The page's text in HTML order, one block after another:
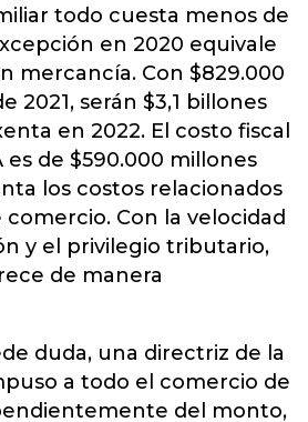
todo cuesta menos de
en 2020 equivale
mercancía. Con $829.000
2021, serán $3,1 billones
en 2022. El costo fiscal
es de $590.000 millones
los costos relacionados
comercio. Con la velocidad
y el privilegio tributario,
de manera
duda, una directriz de la
a todo el comercio de
del monto,